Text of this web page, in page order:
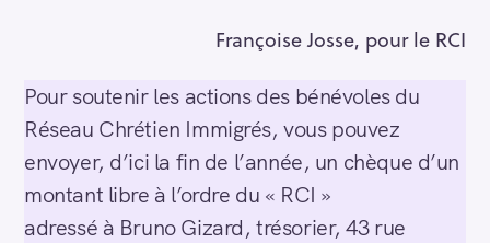
Françoise Josse, pour le RCI
Pour soutenir les actions des bénévoles du
Réseau Chrétien Immigrés, vous pouvez
envoyer, d’ici la fin de l’année, un chèque d’un
montant libre à l’ordre du « RCI »
adressé à Bruno Gizard, trésorier, 43 rue